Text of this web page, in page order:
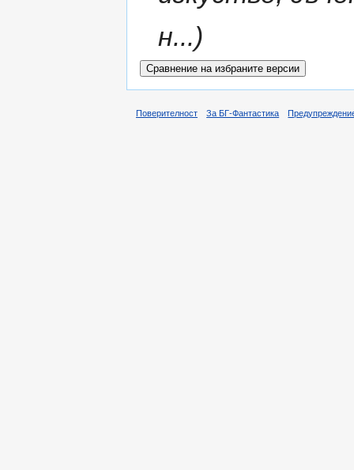
н...)
Поверителност За БГ-Фантастика